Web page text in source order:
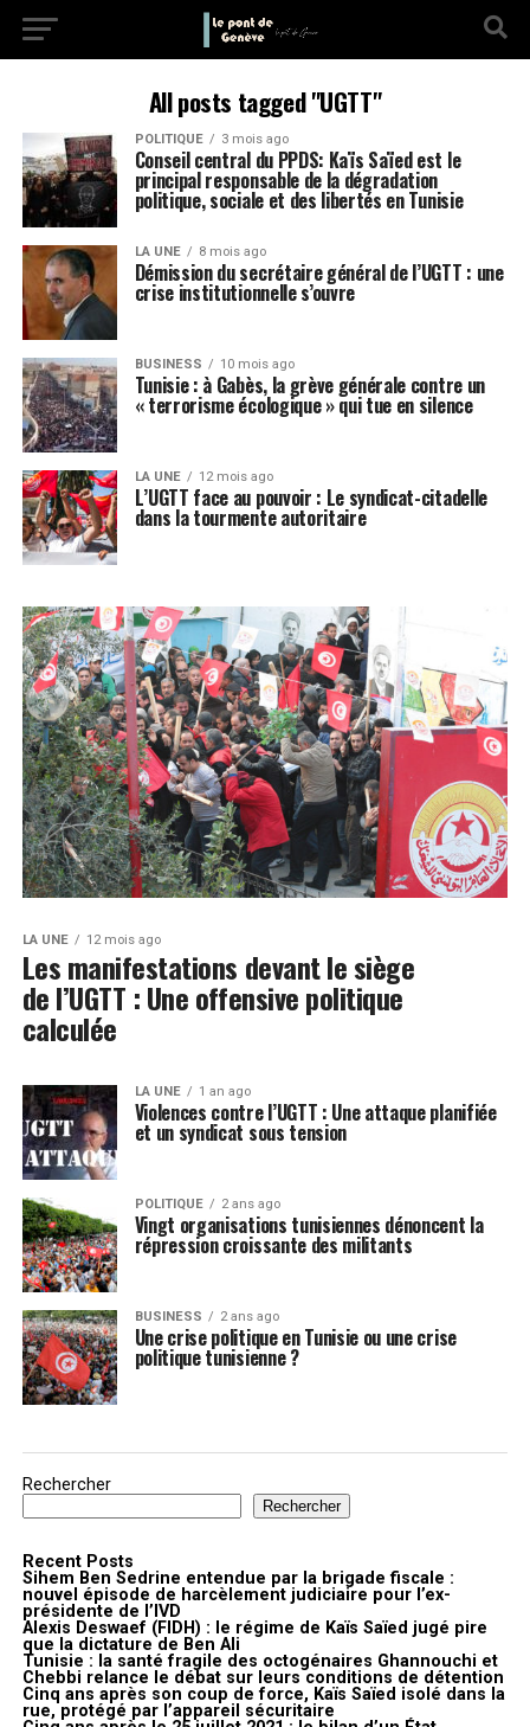
All posts tagged "UGTT"
POLITIQUE 3 mois ago
Conseil central du PPDS: Kaïs Saïed est le
principal responsable de la dégradation
politique, sociale et des libertés en Tunisie
LA UNE 8 mois ago
Démission du secrétaire général de l’UGTT : une
crise institutionnelle s’ouvre
BUSINESS 10 mois ago
Tunisie : à Gabès, la grève générale contre un
« terrorisme écologique » qui tue en silence
LA UNE 12 mois ago
L’UGTT face au pouvoir : Le syndicat-citadelle
dans la tourmente autoritaire
LA UNE 12 mois ago
Les manifestations devant le siège
de l’UGTT : Une offensive politique
calculée
LA UNE 1 an ago
Violences contre l’UGTT : Une attaque planifiée
et un syndicat sous tension
POLITIQUE 2 ans ago
Vingt organisations tunisiennes dénoncent la
répression croissante des militants
BUSINESS 2 ans ago
Une crise politique en Tunisie ou une crise
politique tunisienne ?
Rechercher
Rechercher
Recent Posts
Sihem Ben Sedrine entendue par la brigade fiscale :
nouvel épisode de harcèlement judiciaire pour l’ex-
présidente de l’IVD
Alexis Deswaef (FIDH) : le régime de Kaïs Saïed jugé pire
que la dictature de Ben Ali
Tunisie : la santé fragile des octogénaires Ghannouchi et
Chebbi relance le débat sur leurs conditions de détention
Cinq ans après son coup de force, Kaïs Saïed isolé dans la
rue, protégé par l’appareil sécuritaire